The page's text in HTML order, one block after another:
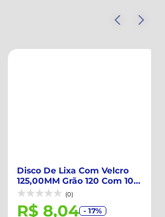
Disco De Lixa Com Velcro
125,00MM Grão 120 Com 10
Peças - MT...(0)
R$ 8,04 - 17%